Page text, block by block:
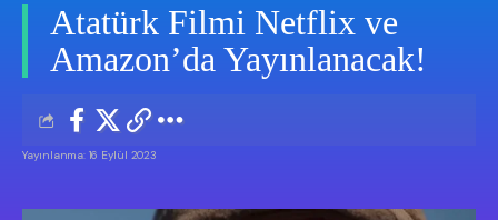
Atatürk Filmi Netflix ve
Amazon’da Yayınlanacak!
Yayınlanma: 16 Eylül 2023